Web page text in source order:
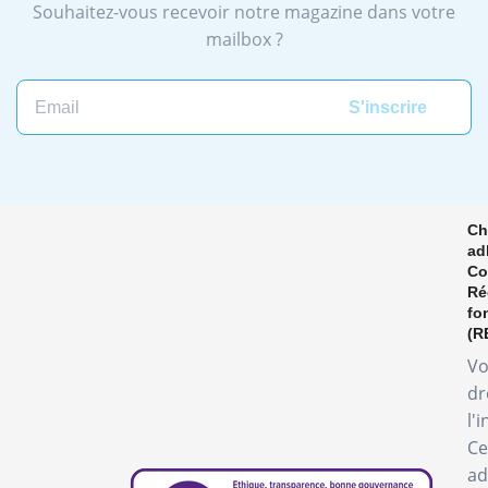
Souhaitez-vous recevoir notre magazine dans votre
mailbox ?